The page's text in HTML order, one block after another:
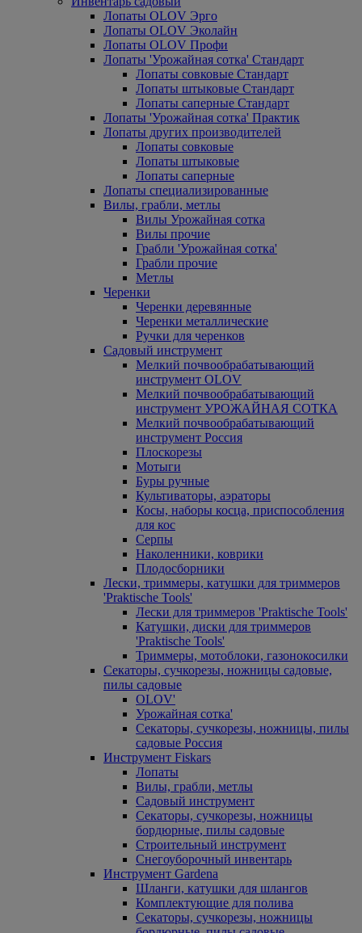
Лопаты OLOV Эрго
Лопаты OLOV Эколайн
Лопаты OLOV Профи
Лопаты 'Урожайная сотка' Стандарт
Лопаты совковые Стандарт
Лопаты штыковые Стандарт
Лопаты саперные Стандарт
Лопаты 'Урожайная сотка' Практик
Лопаты других производителей
Лопаты совковые
Лопаты штыковые
Лопаты саперные
Лопаты специализированные
Вилы, грабли, метлы
Вилы Урожайная сотка
Вилы прочие
Грабли 'Урожайная сотка'
Грабли прочие
Метлы
Черенки
Черенки деревянные
Черенки металлические
Ручки для черенков
Садовый инструмент
Мелкий почвообрабатывающий
инструмент OLOV
Мелкий почвообрабатывающий
инструмент УРОЖАЙНАЯ СОТКА
Мелкий почвообрабатывающий
инструмент Россия
Плоскорезы
Мотыги
Буры ручные
Культиваторы, аэраторы
Косы, наборы косца, приспособления
для кос
Серпы
Наколенники, коврики
Плодосборники
Лески, триммеры, катушки для триммеров
'Praktische Tools'
Лески для триммеров 'Praktische Tools'
Катушки, диски для триммеров
'Praktische Tools'
Триммеры, мотоблоки, газонокосилки
Секаторы, сучкорезы, ножницы садовые,
пилы садовые
OLOV'
Урожайная сотка'
Секаторы, сучкорезы, ножницы, пилы
садовые Россия
Инструмент Fiskars
Лопаты
Вилы, грабли, метлы
Садовый инструмент
Секаторы, сучкорезы, ножницы
бордюрные, пилы садовые
Строительный инструмент
Снегоуборочный инвентарь
Инструмент Gardena
Шланги, катушки для шлангов
Комплектующие для полива
Секаторы, сучкорезы, ножницы